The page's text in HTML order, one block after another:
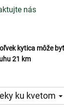
nás
kytica môže
21 km
Click & Collect
ku kvetom